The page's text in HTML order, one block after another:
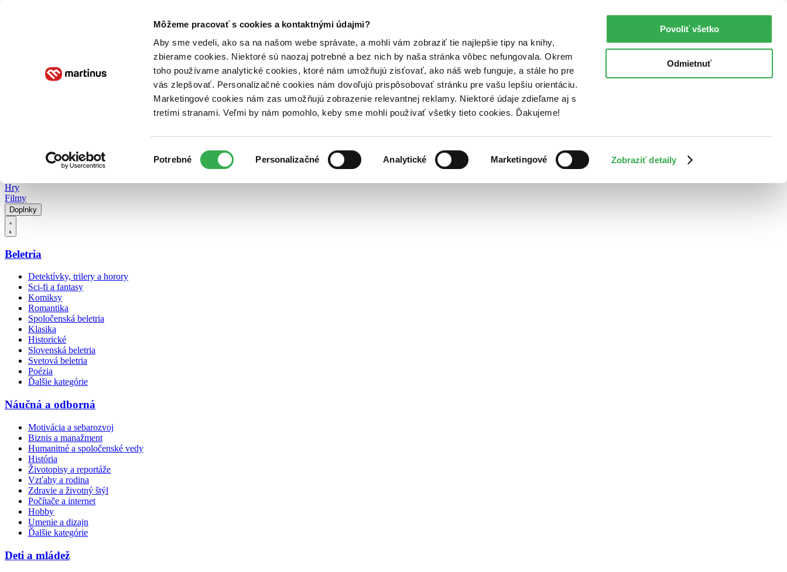
Môžeme pracovať s cookies a kontaktnými údajmi?
Aby sme vedeli, ako sa na našom webe správate, a mohli vám zobraziť tie najlepšie tipy na knihy,
zbierame cookies. Niektoré sú naozaj potrebné a bez nich by naša stránka vôbec nefungovala. Okrem
toho používame analytické cookies, ktoré nám umožňujú zisťovať, ako náš web funguje, a stále ho pre
vás zlepšovať. Personalizačné cookies nám dovoľujú prispôsobovať stránku pre vašu lepšiu orientáciu.
Marketingové cookies nám zas umožňujú zobrazenie relevantnej reklamy. Niektoré údaje zdieľame aj s
tretími stranami. Veľmi by nám pomohlo, keby sme mohli používať všetky tieto cookies. Ďakujeme!
súhlasu
Potrebné Personalizačné Analytické Marketingové Zobraziť detaily
Povoliť všetko
Odmietnuť
Poukážky Kontakt
Hry
Filmy
Doplnky
Beletria
Detektívky, trilery a horory
Sci-fi a fantasy
Komiksy
Romantika
Spoločenská beletria
Klasika
Historické
Slovenská beletria
Svetová beletria
Poézia
Ďalšie kategórie
Náučná a odborná
Motivácia a sebarozvoj
Biznis a manažment
Humanitné a spoločenské vedy
História
Životopisy a reportáže
Vzťahy a rodina
Zdravie a životný štýl
Počítače a internet
Hobby
Umenie a dizajn
Ďalšie kategórie
Deti a mládež